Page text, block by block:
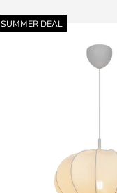
SUMMER DEAL